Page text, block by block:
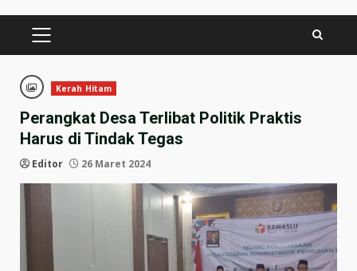
PRIMARY
Kerah Hitam
Perangkat Desa Terlibat Politik Praktis
Harus di Tindak Tegas
Editor 26 Maret 2024